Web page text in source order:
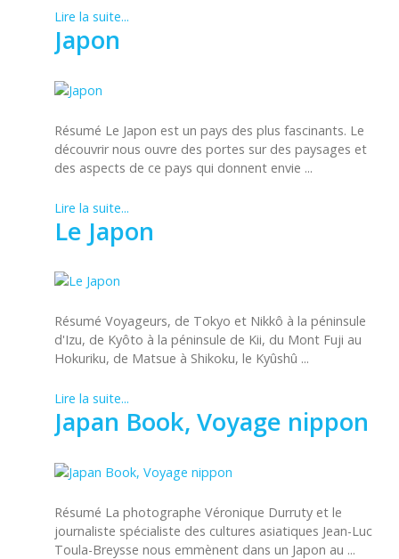
Lire la suite...
Japon
Résumé Le Japon est un pays des plus fascinants. Le
découvrir nous ouvre des portes sur des paysages et
des aspects de ce pays qui donnent envie ...
Lire la suite...
Le Japon
Résumé Voyageurs, de Tokyo et Nikkô à la péninsule
d'Izu, de Kyôto à la péninsule de Kii, du Mont Fuji au
Hokuriku, de Matsue à Shikoku, le Kyûshû ...
Lire la suite...
Japan Book, Voyage nippon
Résumé La photographe Véronique Durruty et le
journaliste spécialiste des cultures asiatiques Jean-Luc
Toula-Breysse nous emmènent dans un Japon au ...